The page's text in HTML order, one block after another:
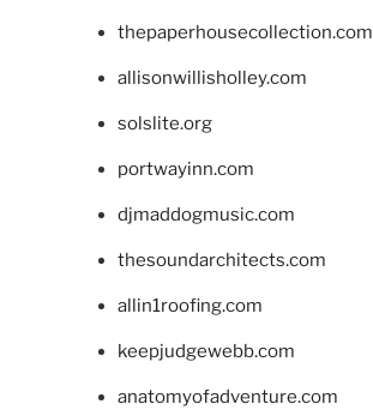
thepaperhousecollection.com
allisonwillisholley.com
solslite.org
portwayinn.com
djmaddogmusic.com
thesoundarchitects.com
allin1roofing.com
keepjudgewebb.com
anatomyofadventure.com